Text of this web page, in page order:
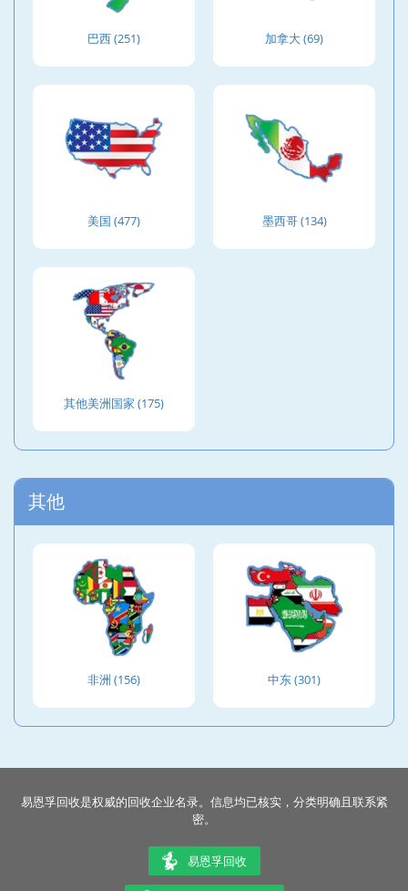
巴西 (251) 加拿大 (69)
美国 (477) 墨西哥 (134)
其他美洲国家 (175)
其他
非洲 (156) 中东 (301)
易恩孚回收是权威的回收企业名录。信息均已核实，分类明确且联系紧
密。
易恩孚回收